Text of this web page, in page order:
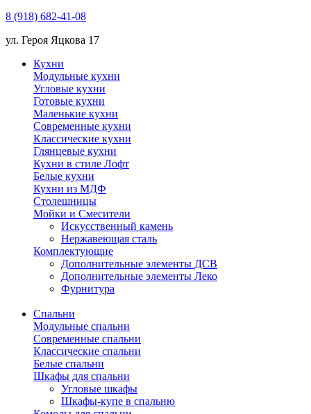
8 (918) 682-41-08
ул. Героя Яцкова 17
Кухни
Модульные кухни
Угловые кухни
Готовые кухни
Маленькие кухни
Современные кухни
Классические кухни
Глянцевые кухни
Кухни в стиле Лофт
Белые кухни
Кухни из МДФ
Столешницы
Мойки и Смесители
Искусственный камень
Нержавеющая сталь
Комплектующие
Дополнительные элементы ДСВ
Дополнительные элементы Леко
Фурнитура
Спальни
Модульные спальни
Современные спальни
Классические спальни
Белые спальни
Шкафы для спальни
Угловые шкафы
Шкафы-купе в спальню